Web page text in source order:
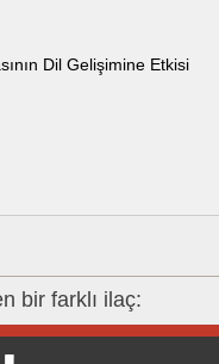
Dil Gelişimine Etkisi
bir farklı ilaç: